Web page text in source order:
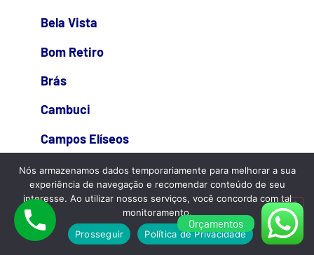
Bela Vista
Bom Retiro
Brás
Cambuci
Campos Elíseos
Consolação
Higienópolis
Jardins
Orçamentos
Nós armazenamos dados temporariamente para melhorar a sua
experiência de navegação e recomendar conteúdo de seu
interesse. Ao utilizar nossos serviços, você concorda com tal
monitoramento.
Prosseguir
Política de Privacidade